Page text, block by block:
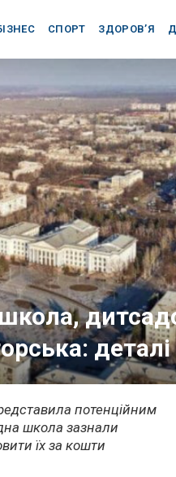
СПОРТ ЗДОРОВ’Я
потенційним
школа зазнали
їх за кошти